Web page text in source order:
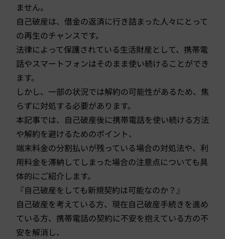
ません。
自己破産は、借金の返済に行き詰まった人々にとって
の再生のチャンスです。
法律によって保護されている生活財産として、携帯電
話やスマートフォンはそのまま使い続けることができ
ます。
しかし、一部の状況では解約の可能性があるため、焦
らずに対処する必要があります。
本記事では、自己破産後に携帯電話を使い続ける方法
や解約を避けるためのポイント、
端末料金の分割払いが残っている場合の対処法や、利
用料金を滞納してしまった場合の注意点についても具
体的にご紹介します。
『自己破産をしても新規契約は可能なのか？』
自己破産を考えている方、現在自己破産手続きを進め
ている方、携帯電話の契約に不安を抱えている方の不
安を解消し、